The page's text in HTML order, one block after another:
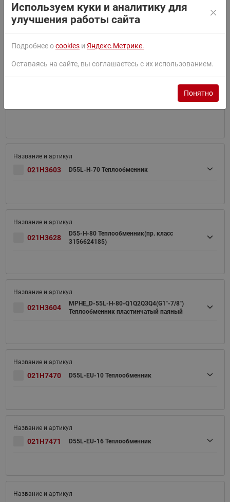
021H3603 D55L-H-70 Теплообменник
021H3628
D55-H-80 Теплообменник(пр. класс
3156624185)
021H3604
MPHE_D-55L-H-80-Q1Q2Q3Q4(G1"-7/8")
Теплообменник пластинчатый паяный
021H7470 D55L-EU-10 Теплообменник
021H7471 D55L-EU-16 Теплообменник
Используем куки и аналитику для
улучшения работы сайта
Подробнее оcookies и Яндекс.Метрике.
Оставаясь на сайте, вы соглашаетесь с их использованием.
Понятно